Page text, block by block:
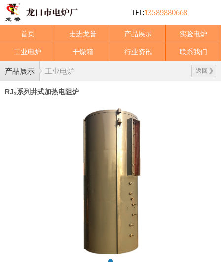
首页 走进龙誉 产品展示 实验电炉
工业电炉 干燥箱 行业资讯 联系我们
产品展示 返回
工业电炉
RJ₂系列井式加热电阻炉